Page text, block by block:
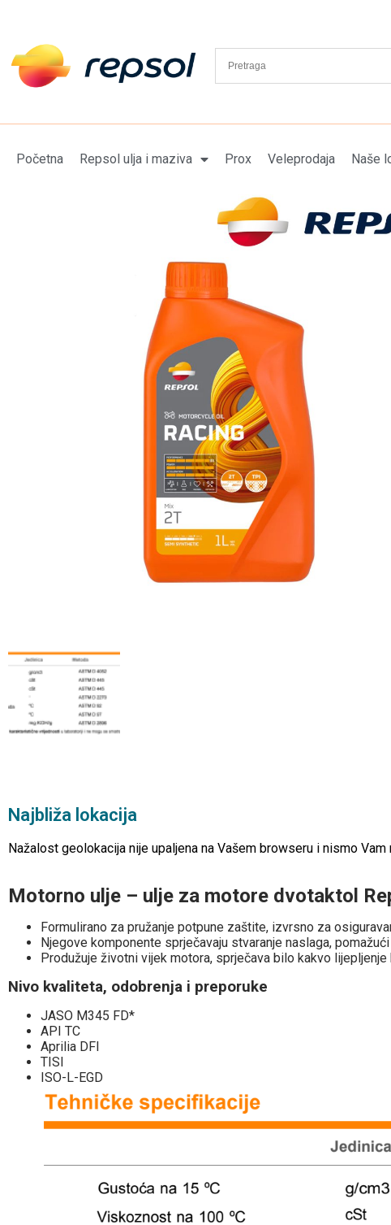
Početna Repsol ulja i maziva Prox Veleprodaja Naše
Najbliža lokacija
Nažalost geolokacija nije upaljena na Vašem browseru i nismo
Motorno ulje – ulje za motore dvotaktol
Formulirano za pružanje potpune zaštite, izvrsno za
Njegove komponente sprječavaju stvaranje naslaga,
Produžuje životni vijek motora, sprječava bilo kakvo
Nivo kvaliteta, odobrenja i preporuke
JASO M345 FD*
API TC
Aprilia DFI
TISI
ISO-L-EGD